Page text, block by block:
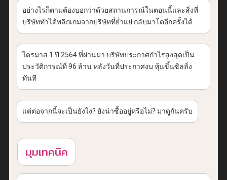
อย่างไรก็ตามต้องบอกว่าด้วยสถานการณ์ในตอนนี้และสิ่งที่
บริษัททำได้พลิกเกมจากบริษัทที่ย่ำแย่ กลับมาโตอีกครั้งได้
ไตรมาส 1 ปี 2564 ที่ผ่านมา บริษัทประกาศกำไรสูงสุดเป็น
ประวัติการณ์ที่ 96 ล้าน หลังวันที่ประกาศงบ หุ้นขึ้นซิลลิ่ง
ทันที
แต่ต่อจากนี้จะเป็นยังไง? ยังน่าซื้ออยู่หรือไม่? มาดูกันครับ
มุมเทคนิค